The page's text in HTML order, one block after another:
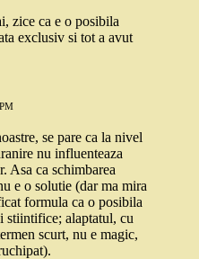
zice ca e o posibila
exclusiv si tot a avut
se pare ca la nivel
nu influenteaza
Asa ca schimbarea
e o solutie (dar ma mira
formula ca o posibila
stiintifice; alaptatul, cu
scurt, nu e magic,